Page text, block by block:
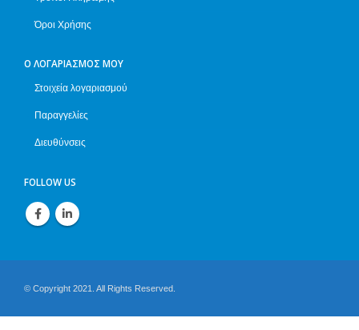
Όροι Χρήσης
Ο ΛΟΓΑΡΙΑΣΜΌΣ ΜΟΥ
Στοιχεία λογαριασμού
Παραγγελίες
Διευθύνσεις
FOLLOW US
© Copyright 2021. All Rights Reserved.